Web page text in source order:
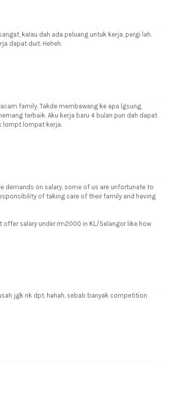
kalau dah ada peluang untuk kerja, pergi lah.
dapat duit. Heheh.
family. Takde membawang ke apa lgsung,
terbaik. Aku kerja baru 4 bulan pun dah dapat
lompt lompat kerja.
demands on salary, some of us are unfortunate to
of taking care of their family and having
salary under rm2000 in KL/Selangor like how
jgk nk dpt. hahah. sebab banyak competition